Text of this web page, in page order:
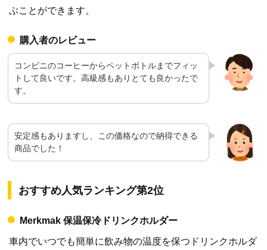
ぶことができます。
購入者のレビュー
コンビニのコーヒーからペットボトルまでフィッ
トして良いです。高級感もありとても良かったで
す。
安定感もありますし、この価格なので納得できる
商品でした！
おすすめ人気ランキング第2位
Merkmak 保温保冷ドリンクホルダー
車内でいつでも簡単に飲み物の温度を保つドリンクホルダ